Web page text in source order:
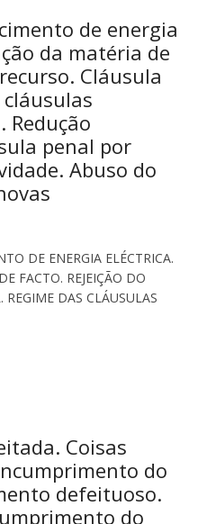
de energia
da matéria de
Cláusula
cláusulas
penal por
Abuso do
DE ENERGIA ELÉCTRICA.
FACTO. REJEIÇÃO DO
REGIME DAS CLÁUSULAS
Coisas
do
defeituoso.
do